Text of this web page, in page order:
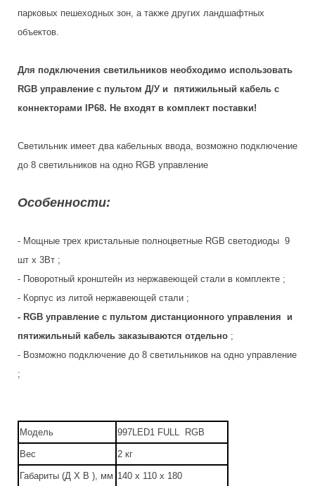
парковых пешеходных зон, а также других ландшафтных
объектов.
Для подключения светильников необходимо использовать
RGB управление с пультом Д/У и пятижильный кабель с
коннекторами IP68. Не входят в комплект поставки!
Светильник имеет два кабельных ввода, возможно подключение
до 8 светильников на одно RGB управление
Особенности:
- Мощные трех кристальные полноцветные RGB светодиоды 9
шт x 3Вт ;
- Поворотный кронштейн из нержавеющей стали в комплекте ;
- Корпус из литой нержавеющей стали ;
- RGB управление с пультом дистанционного управления и
пятижильный кабель заказываются отдельно ;
- Возможно подключение до 8 светильников на одно управление
;
Модель 997LED1 FULL RGB
Вес 2 кг
Габариты (Д Х В ), мм 140 х 110 х 180